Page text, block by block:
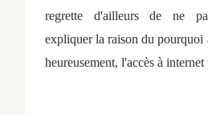
regrette d'ailleurs de ne
expliquer la raison du pourquoi
heureusement, l'accès à